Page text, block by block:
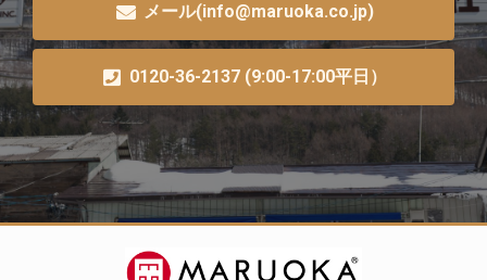
メール(info@maruoka.co.jp)
0120-36-2137 (9:00-17:00平日）